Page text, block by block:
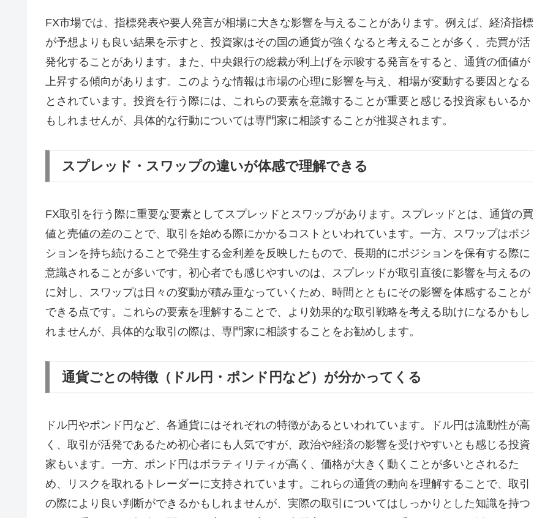
FX市場では、指標発表や要人発言が相場に大きな影響を与えることがあります。例えば、経済指標
が予想よりも良い結果を示すと、投資家はその国の通貨が強くなると考えることが多く、売買が活
発化することがあります。また、中央銀行の総裁が利上げを示唆する発言をすると、通貨の価値が
上昇する傾向があります。このような情報は市場の心理に影響を与え、相場が変動する要因となる
とされています。投資を行う際には、これらの要素を意識することが重要と感じる投資家もいるか
もしれませんが、具体的な行動については専門家に相談することが推奨されます。
スプレッド・スワップの違いが体感で理解できる
FX取引を行う際に重要な要素としてスプレッドとスワップがあります。スプレッドとは、通貨の買
値と売値の差のことで、取引を始める際にかかるコストといわれています。一方、スワップはポジ
ションを持ち続けることで発生する金利差を反映したもので、長期的にポジションを保有する際に
意識されることが多いです。初心者でも感じやすいのは、スプレッドが取引直後に影響を与えるの
に対し、スワップは日々の変動が積み重なっていくため、時間とともにその影響を体感することが
できる点です。これらの要素を理解することで、より効果的な取引戦略を考える助けになるかもし
れませんが、具体的な取引の際は、専門家に相談することをお勧めします。
通貨ごとの特徴（ドル円・ポンド円など）が分かってくる
ドル円やポンド円など、各通貨にはそれぞれの特徴があるといわれています。ドル円は流動性が高
く、取引が活発であるため初心者にも人気ですが、政治や経済の影響を受けやすいとも感じる投資
家もいます。一方、ポンド円はボラティリティが高く、価格が大きく動くことが多いとされるた
め、リスクを取れるトレーダーに支持されています。これらの通貨の動向を理解することで、取引
の際により良い判断ができるかもしれませんが、実際の取引についてはしっかりとした知識を持つ